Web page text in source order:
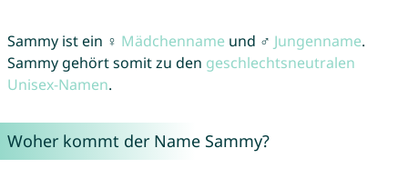
Sammy ist ein ♀ Mädchenname und ♂ Jungenname.
Sammy gehört somit zu den geschlechtsneutralen
Unisex-Namen.
Woher kommt der Name Sammy?